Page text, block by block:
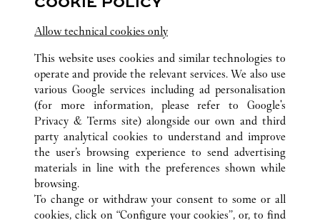
TODAS LAS UBICACIONES DE CARTIER
ESTADOS UNIDOS
NJ
SHORT HILLS 1200 MORRIS TURNPIKE
ATENCIÓN AL CLIENTE
Allow technical cookies only
This website uses cookies and similar technologies to
operate and provide the relevant services. We also use
various Google services including ad personalisation
(for more information, please refer to Google's
Privacy & Terms site) alongside our own and third
party analytical cookies to understand and improve
the user’s browsing experience to send advertising
materials in line with the preferences shown while
browsing.
To change or withdraw your consent to some or all
cookies, click on “Configure your cookies”, or, to find